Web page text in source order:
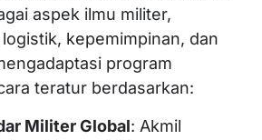
aspek ilmu militer,
kepemimpinan, dan
program
teratur berdasarkan:
Militer Global: Akmil